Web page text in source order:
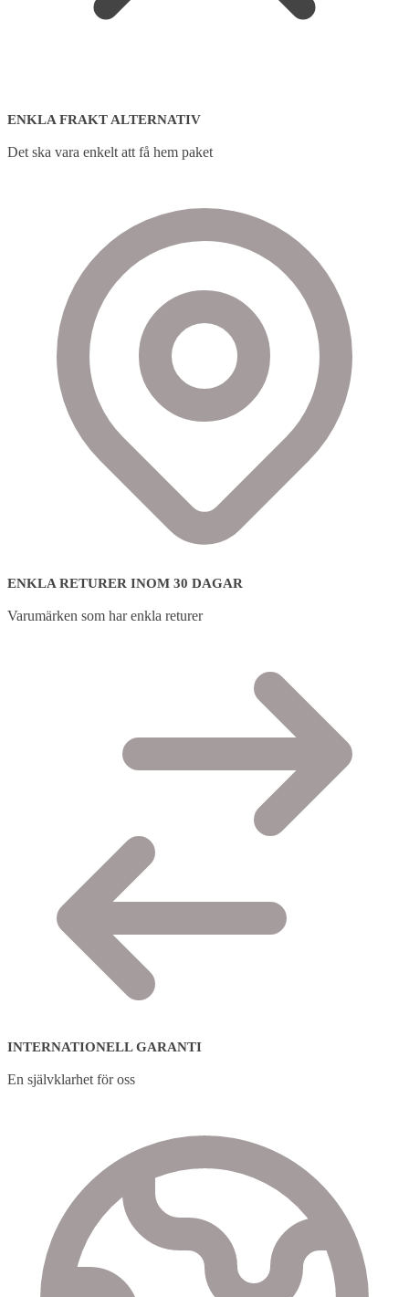
ENKLA FRAKT ALTERNATIV
Det ska vara enkelt att få hem paket
ENKLA RETURER INOM 30 DAGAR
Varumärken som har enkla returer
INTERNATIONELL GARANTI
En självklarhet för oss